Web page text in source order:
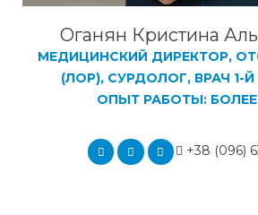
Оганян Кристина
МЕДИЦИНСКИЙ ДИРЕКТОР,
(ЛОР), СУРДОЛОГ, ВРАЧ 1-
ОПЫТ РАБОТЫ: БОЛЕЕ
+38 (096)